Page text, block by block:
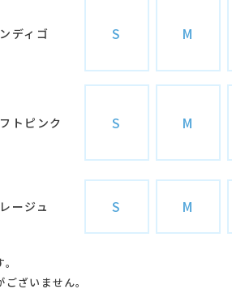
ディゴ S M
トピンク S M
ージュ S M
ざいません。